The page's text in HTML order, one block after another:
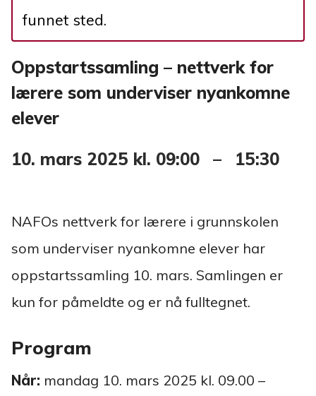
funnet sted.
Oppstartssamling – nettverk for
lærere som underviser nyankomne
elever
10. mars 2025 kl. 09:00 – 15:30
NAFOs nettverk for lærere i grunnskolen
som underviser nyankomne elever har
oppstartssamling 10. mars. Samlingen er
kun for påmeldte og er nå fulltegnet.
Program
Når: mandag 10. mars 2025 kl. 09.00 –